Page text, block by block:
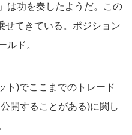
は功を奏したようだ。この
せてきている。ポジション
ルド。
ト)でここまでのトレード
開することがある)に関し